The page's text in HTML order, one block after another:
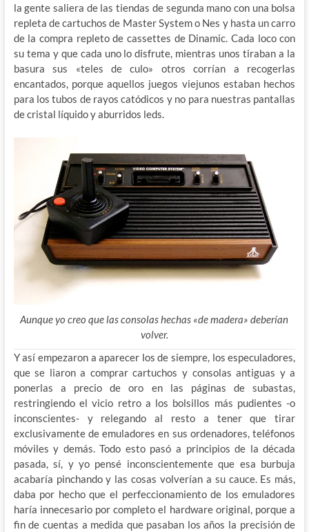
la gente saliera de las tiendas de segunda mano con una bolsa
repleta de cartuchos de Master System o Nes y hasta un carro
de la compra repleto de cassettes de Dinamic. Cada loco con
su tema y que cada uno lo disfrute, mientras unos tiraban a la
basura sus «teles de culo» otros corrían a recogerlas
encantados, porque aquellos juegos viejunos estaban hechos
para los tubos de rayos catódicos y no para nuestras pantallas
de cristal líquido y aburridos leds.
Aunque yo creo que las consolas hechas «de madera» deberían
volver.
Y así empezaron a aparecer los de siempre, los especuladores,
que se liaron a comprar cartuchos y consolas antiguas y a
ponerlas a precio de oro en las páginas de subastas,
restringiendo el vicio retro a los bolsillos más pudientes -o
inconscientes- y relegando al resto a tener que tirar
exclusivamente de emuladores en sus ordenadores, teléfonos
móviles y demás. Todo esto pasó a principios de la década
pasada, sí, y yo pensé inconscientemente que esa burbuja
acabaría pinchando y las cosas volverían a su cauce. Es más,
daba por hecho que el perfeccionamiento de los emuladores
haría innecesario por completo el hardware original, porque a
fin de cuentas a medida que pasaban los años la precisión de